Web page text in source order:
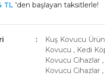
TL 'den başlayan taksitlerle!
Kuş Kovucu
Kovucu , Kedi
Kovucu Cihazlar ,
Kovucu Cihazlar ,